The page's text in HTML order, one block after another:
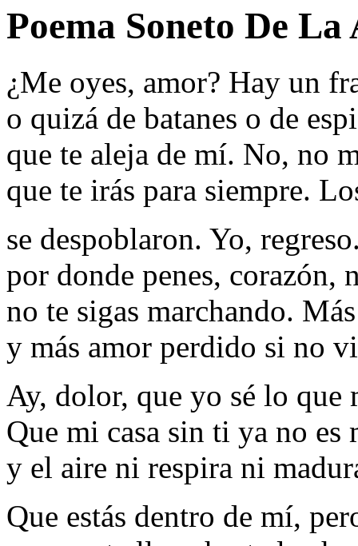
Poema Soneto De
¿Me oyes, amor? Hay un
o quizá de batanes o de
que te aleja de mí. No, no
que te irás para siempre.
se despoblaron. Yo,
por donde penes, corazón,
no te sigas marchando.
y más amor perdido si no
Ay, dolor, que yo sé lo que
Que mi casa sin ti ya no es
y el aire ni respira ni
Que estás dentro de mí,